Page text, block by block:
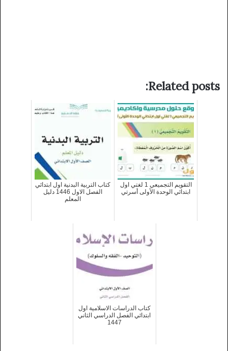
Related posts:
التقويم التجميعي 1 لغتي اول
ابتدائي الوحدة الأولى أسرتي
كتاب التربية البدنية اول ابتدائي
الفصل الاول 1446 دليل
المعلم
كتاب الدراسات الاسلامية اول
ابتدائي الفصل الدراسي الثاني
1447